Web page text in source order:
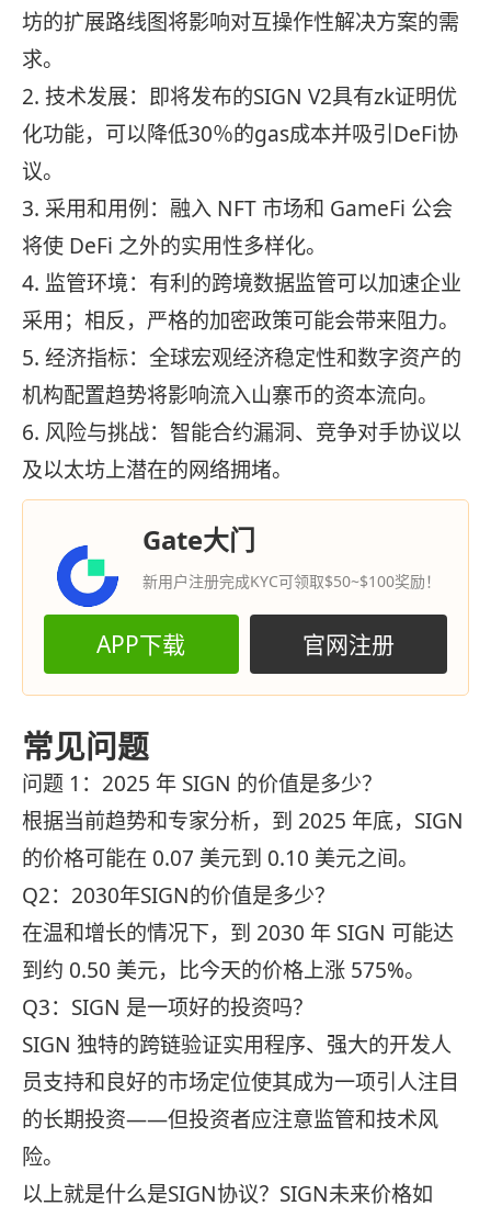
坊的扩展路线图将影响对互操作性解决方案的需
求。
2. 技术发展：即将发布的SIGN V2具有zk证明优
化功能，可以降低30％的gas成本并吸引DeFi协
议。
3. 采用和用例：融入 NFT 市场和 GameFi 公会
将使 DeFi 之外的实用性多样化。
4. 监管环境：有利的跨境数据监管可以加速企业
采用；相反，严格的加密政策可能会带来阻力。
5. 经济指标：全球宏观经济稳定性和数字资产的
机构配置趋势将影响流入山寨币的资本流向。
6. 风险与挑战：智能合约漏洞、竞争对手协议以
及以太坊上潜在的网络拥堵。
Gate大门
新用户注册完成KYC可领取$50~$100奖励！
APP下载 官网注册
常见问题
问题 1：2025 年 SIGN 的价值是多少？
根据当前趋势和专家分析，到 2025 年底，SIGN
的价格可能在 0.07 美元到 0.10 美元之间。
Q2：2030年SIGN的价值是多少？
在温和增长的情况下，到 2030 年 SIGN 可能达
到约 0.50 美元，比今天的价格上涨 575%。
Q3：SIGN 是一项好的投资吗？
SIGN 独特的跨链验证实用程序、强大的开发人
员支持和良好的市场定位使其成为一项引人注目
的长期投资——但投资者应注意监管和技术风
险。
以上就是什么是SIGN协议？SIGN未来价格如